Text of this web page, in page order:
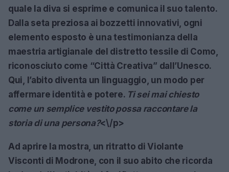
quale la diva si esprime e comunica il suo talento.
Dalla seta preziosa ai bozzetti innovativi, ogni
elemento esposto è una testimonianza della
maestria artigianale del distretto tessile di Como,
riconosciuto come “Città Creativa” dall’Unesco.
Qui, l’abito diventa un linguaggio, un modo per
affermare identità e potere. Ti sei mai chiesto
come un semplice vestito possa raccontare la
storia di una persona?<\/p>
Ad aprire la mostra, un ritratto diViolante
Visconti di Modrone , con il suo abito che ricorda